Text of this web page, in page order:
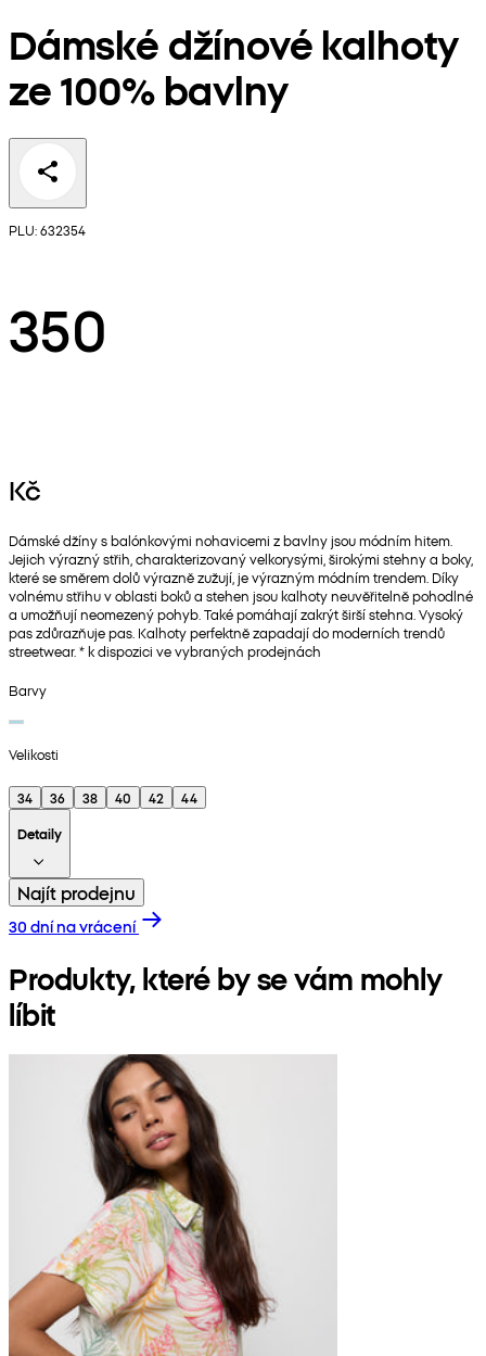
Dámské džínové kalhoty
ze 100% bavlny
PLU: 632354
350
Kč
Dámské džíny s balónkovými nohavicemi z bavlny jsou módním hitem.
Jejich výrazný střih, charakterizovaný velkorysými, širokými stehny a boky,
které se směrem dolů výrazně zužují, je výrazným módním trendem. Díky
volnému střihu v oblasti boků a stehen jsou kalhoty neuvěřitelně pohodlné
a umožňují neomezený pohyb. Také pomáhají zakrýt širší stehna. Vysoký
pas zdůrazňuje pas. Kalhoty perfektně zapadají do moderních trendů
streetwear. * k dispozici ve vybraných prodejnách
Barvy
Velikosti
34 36 38 40 42
44
Detaily
Najít prodejnu
30 dní na vrácení
Produkty, které by se vám mohly
líbit